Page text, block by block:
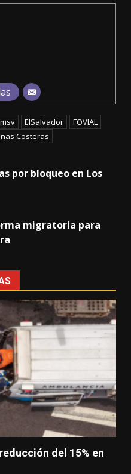
ElSalvador
FOVIAL
Costeras
por bloqueo en Los
migratoria para
del 15% en